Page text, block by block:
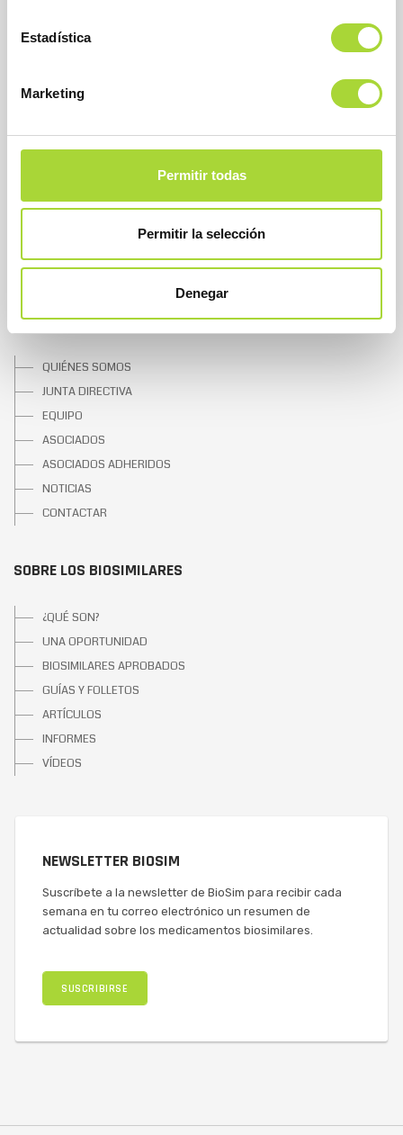
Estadística
Marketing
Permitir todas
Permitir la selección
Denegar
BioSim
Calle Condesa de Venadito, 1
28027 Madrid
SOBRE BIOSIM
QUIÉNES SOMOS
JUNTA DIRECTIVA
EQUIPO
ASOCIADOS
ASOCIADOS ADHERIDOS
NOTICIAS
CONTACTAR
SOBRE LOS BIOSIMILARES
¿QUÉ SON?
UNA OPORTUNIDAD
BIOSIMILARES APROBADOS
GUÍAS Y FOLLETOS
ARTÍCULOS
INFORMES
VÍDEOS
NEWSLETTER BIOSIM
Suscríbete a la newsletter de BioSim para recibir cada
semana en tu correo electrónico un resumen de
actualidad sobre los medicamentos biosimilares.
SUSCRIBIRSE